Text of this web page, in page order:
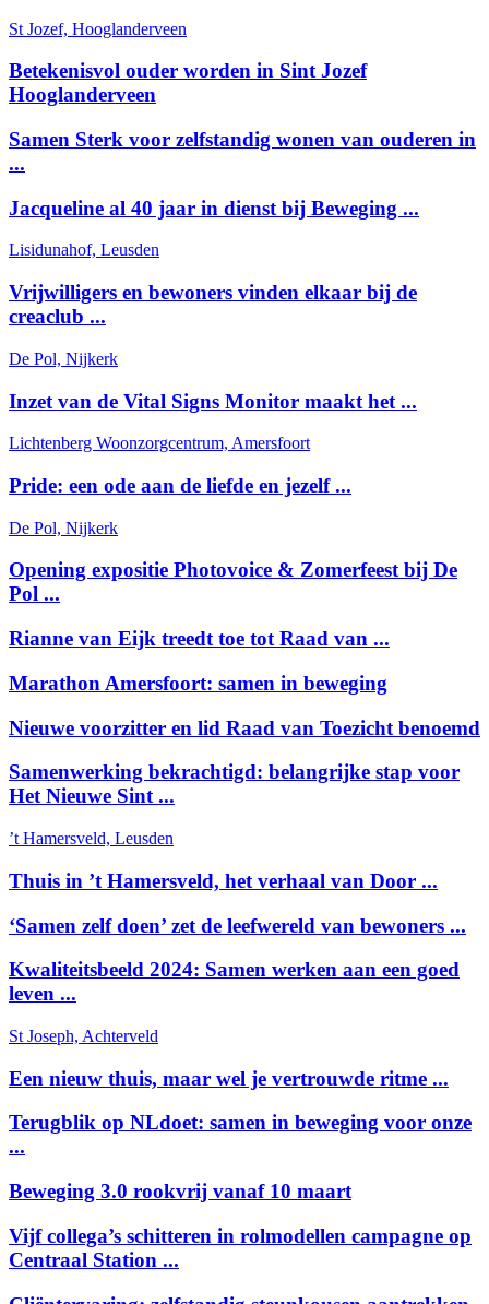
St Jozef, Hooglanderveen
Betekenisvol ouder worden in Sint Jozef
Hooglanderveen
Samen Sterk voor zelfstandig wonen van ouderen in
...
Jacqueline al 40 jaar in dienst bij Beweging ...
Lisidunahof, Leusden
Vrijwilligers en bewoners vinden elkaar bij de
creaclub ...
De Pol, Nijkerk
Inzet van de Vital Signs Monitor maakt het ...
Lichtenberg Woonzorgcentrum, Amersfoort
Pride: een ode aan de liefde en jezelf ...
De Pol, Nijkerk
Opening expositie Photovoice & Zomerfeest bij De
Pol ...
Rianne van Eijk treedt toe tot Raad van ...
Marathon Amersfoort: samen in beweging
Nieuwe voorzitter en lid Raad van Toezicht benoemd
Samenwerking bekrachtigd: belangrijke stap voor
Het Nieuwe Sint ...
’t Hamersveld, Leusden
Thuis in ’t Hamersveld, het verhaal van Door ...
‘Samen zelf doen’ zet de leefwereld van bewoners ...
Kwaliteitsbeeld 2024: Samen werken aan een goed
leven ...
St Joseph, Achterveld
Een nieuw thuis, maar wel je vertrouwde ritme ...
Terugblik op NLdoet: samen in beweging voor onze
...
Beweging 3.0 rookvrij vanaf 10 maart
Vijf collega’s schitteren in rolmodellen campagne op
Centraal Station ...